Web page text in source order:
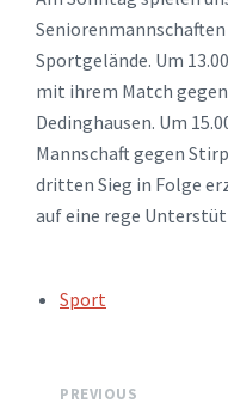
Sportgelände. Um
mit ihrem Match gegen
Dedinghausen. Um
Mannschaft gegen
dritten Sieg in Folge
auf eine rege
TAGS:Sport
PREVIOUS